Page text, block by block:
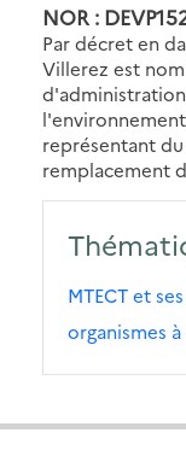
NOR :
Par décret en
Villerez est
représentant
remplacement
MTECT et
organismes